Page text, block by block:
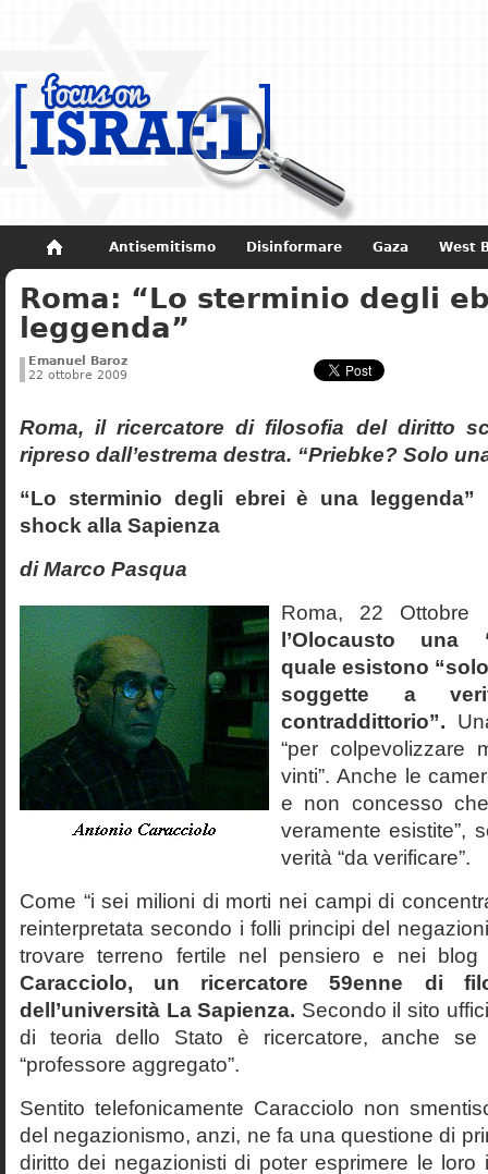
Antisemitismo Disinformare Gaza West
Non dimenticare Storia di Israele
Roma: “Lo sterminio degli
leggenda”
Emanuel Baroz
22 ottobre 2009
Roma, il ricercatore di filosofia del diritto
ripreso dall’estrema destra. “Priebke? Solo
“Lo sterminio degli ebrei è una leggenda”
shock alla Sapienza
di Marco Pasqua
Roma, 22
l’Olocausto una
quale esistono
soggette a
contraddittorio”.
“per colpevolizzare
vinti”. Anche le
e non concesso
veramente esistite”,
verità “da verificare”.
Come “i sei milioni di morti nei campi di
reinterpretata secondo i folli principi del
trovare terreno fertile nel pensiero e nei
Caracciolo, un ricercatore 59enne di
dell’università La Sapienza. Secondo il sito
di teoria dello Stato è ricercatore, anche
“professore aggregato”.
Sentito telefonicamente Caracciolo non
del negazionismo, anzi, ne fa una questione di
diritto dei negazionisti di poter esprimere le loro